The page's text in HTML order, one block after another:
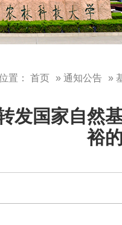
置： 首页 » 通知公告 »
发国家自然
裕